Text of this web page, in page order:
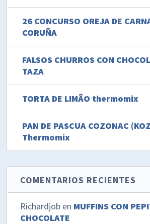
26 CONCURSO OREJA DE
CORUÑA
FALSOS CHURROS CON
TAZA
TORTA DE LIMÃO thermomix
PAN DE PASCUA COZONAC
Thermomix
COMENTARIOS RECIENTES
Richardjob en MUFFINS CON
CHOCOLATE